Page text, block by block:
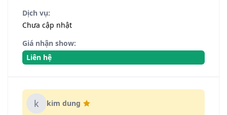
Dịch vụ:
Chưa cập nhật
Giá nhận show:
Liên hệ
k kim dung